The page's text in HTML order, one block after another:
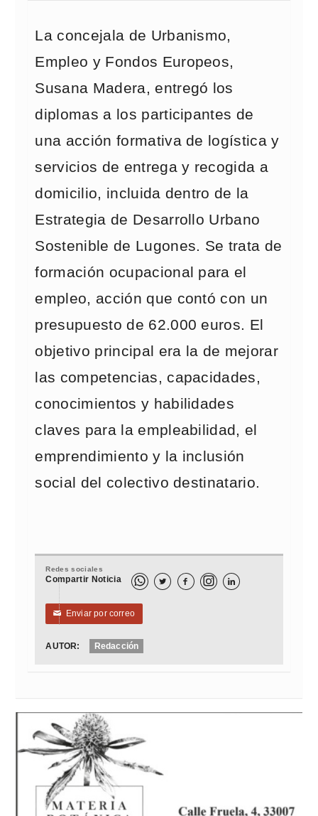
La concejala de Urbanismo,
Empleo y Fondos Europeos,
Susana Madera, entregó los
diplomas a los participantes de
una acción formativa de logística y
servicios de entrega y recogida a
domicilio, incluida dentro de la
Estrategia de Desarrollo Urbano
Sostenible de Lugones. Se trata de
formación ocupacional para el
empleo, acción que contó con un
presupuesto de 62.000 euros. El
objetivo principal era la de mejorar
las competencias, capacidades,
conocimientos y habilidades
claves para la empleabilidad, el
emprendimiento y la inclusión
social del colectivo destinatario.
Redes sociales
Compartir Noticia   
✉ Enviar por correo
AUTOR: Redacción